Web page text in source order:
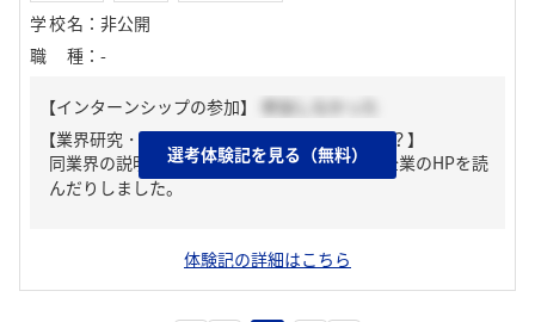
学校名 ： 非公開
職種 ： -
【インターンシップの参加】
参加しなかった
【業界研究・企業研究はどんな風にしましたか？】
同業界の説明会などにたくさん参加したり、企業のHPを読
んだりしました。
選考体験記を見る（無料）
体験記の詳細はこちら